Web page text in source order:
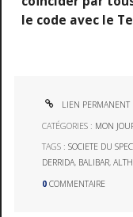
le code avec le
LIEN PERMANENT
CATÉGORIES : MON
TAGS :SOCIETE DU
DERRIDA, BALIBAR,
0 COMMENTAIRE